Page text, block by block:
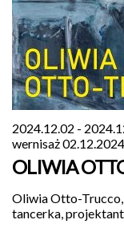
kontakt
archiwum
o
nas
2024.12.02 -
wernisaż
OLIWIA
Oliwia Otto-Trucco,
tancerka,